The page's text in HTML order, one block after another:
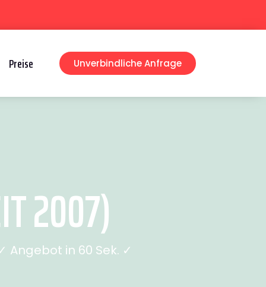
Preise Unverbindliche Anfrage
2007)
Angebot in 60 Sek. ✓